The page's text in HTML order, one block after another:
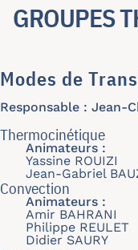
GROUPES
Modes de
Responsable : Jean-
Thermocinétique
Animateurs :
Yassine ROUIZI
Jean-Gabriel
Convection
Animateurs :
Amir BAHRANI
Philippe REULET
Didier SAURY